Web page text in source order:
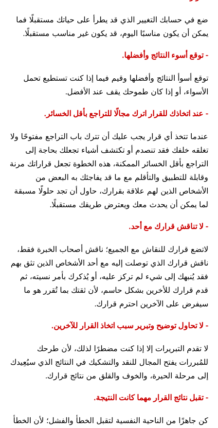
ضع في حسابك التغيير الذي قد يطرأ على حياتك مستقبلًا فما
يمكن أن يكون مناسبًا اليوم، قد يكون غير مناسب مستقبلًا.
- توقع أسوء النتائج وأفضلها.
توقع أسوأ النتائج وأفضلها وقيم فيما إذا كنت تستطيع تحمل
الأسواء، أو إذا كان طموحك يقف عند الأفضل.
- عند اتخاذك للقرار اترك مجالًا للتراجع بأقل الخسائر.
عندما تتخذ أي قرار يجب عليك أن تترك باب التراجع مفتوحًا ولا
تغلقه خلفك فقد تنصدم أو تكتشف أشياء تجعلك بحاجة إلى
التراجع بأقل الخسائر الممكنة، هذه الخطوة تجعل قراراتك مرنة
وقابلة للتطبيق والتأقلم مع ما قد يفاجئك به البعض من
الأشخاص الذين لهم علاقة بقرارك، حاول أن تجد حلولًا مسبقة
لما يمكن أن يحدث معك ويعترض طريقك مستقبلًا.
- لا تناقش قرارك مع أحد.
لاتضع قرارك للنقاش مع الجميع؛ ناقش أصحاب الخبرة فقط،
ناقش قرارك الذي توصلت إليه مع أحد الأشخاص الذين تثق بهم
فقد يُنبهك إلى شيء لم تركز عليه، أو يُذكرك بأمر نسيته، ثم
قدم قرارك للأخرين بشكل حاسم، لأن ثقتك بما تُقرر هو ما
سيفرض على الآخرين احترم قرارك.
- لا تحاول توضيح وتبرير سبب اتخاذ القرار للآخرين.
لا تقدم التبريرات إلا إذا كنت مضطرًا لذلك، لأن طرحك
للمُبررات يفتح المجال للنقد والتشكيك في النتائج الذي سيُعِيدك
إلى مرحلة الحيرة، والخوف والقلق من نتائج قرارك.
- تقبل نتائج القرار مهما كانت النتيجة.
كن جاهزًا من الناحية النفسية لتقبل الخطأ والفشل؛ لأن الخطأ